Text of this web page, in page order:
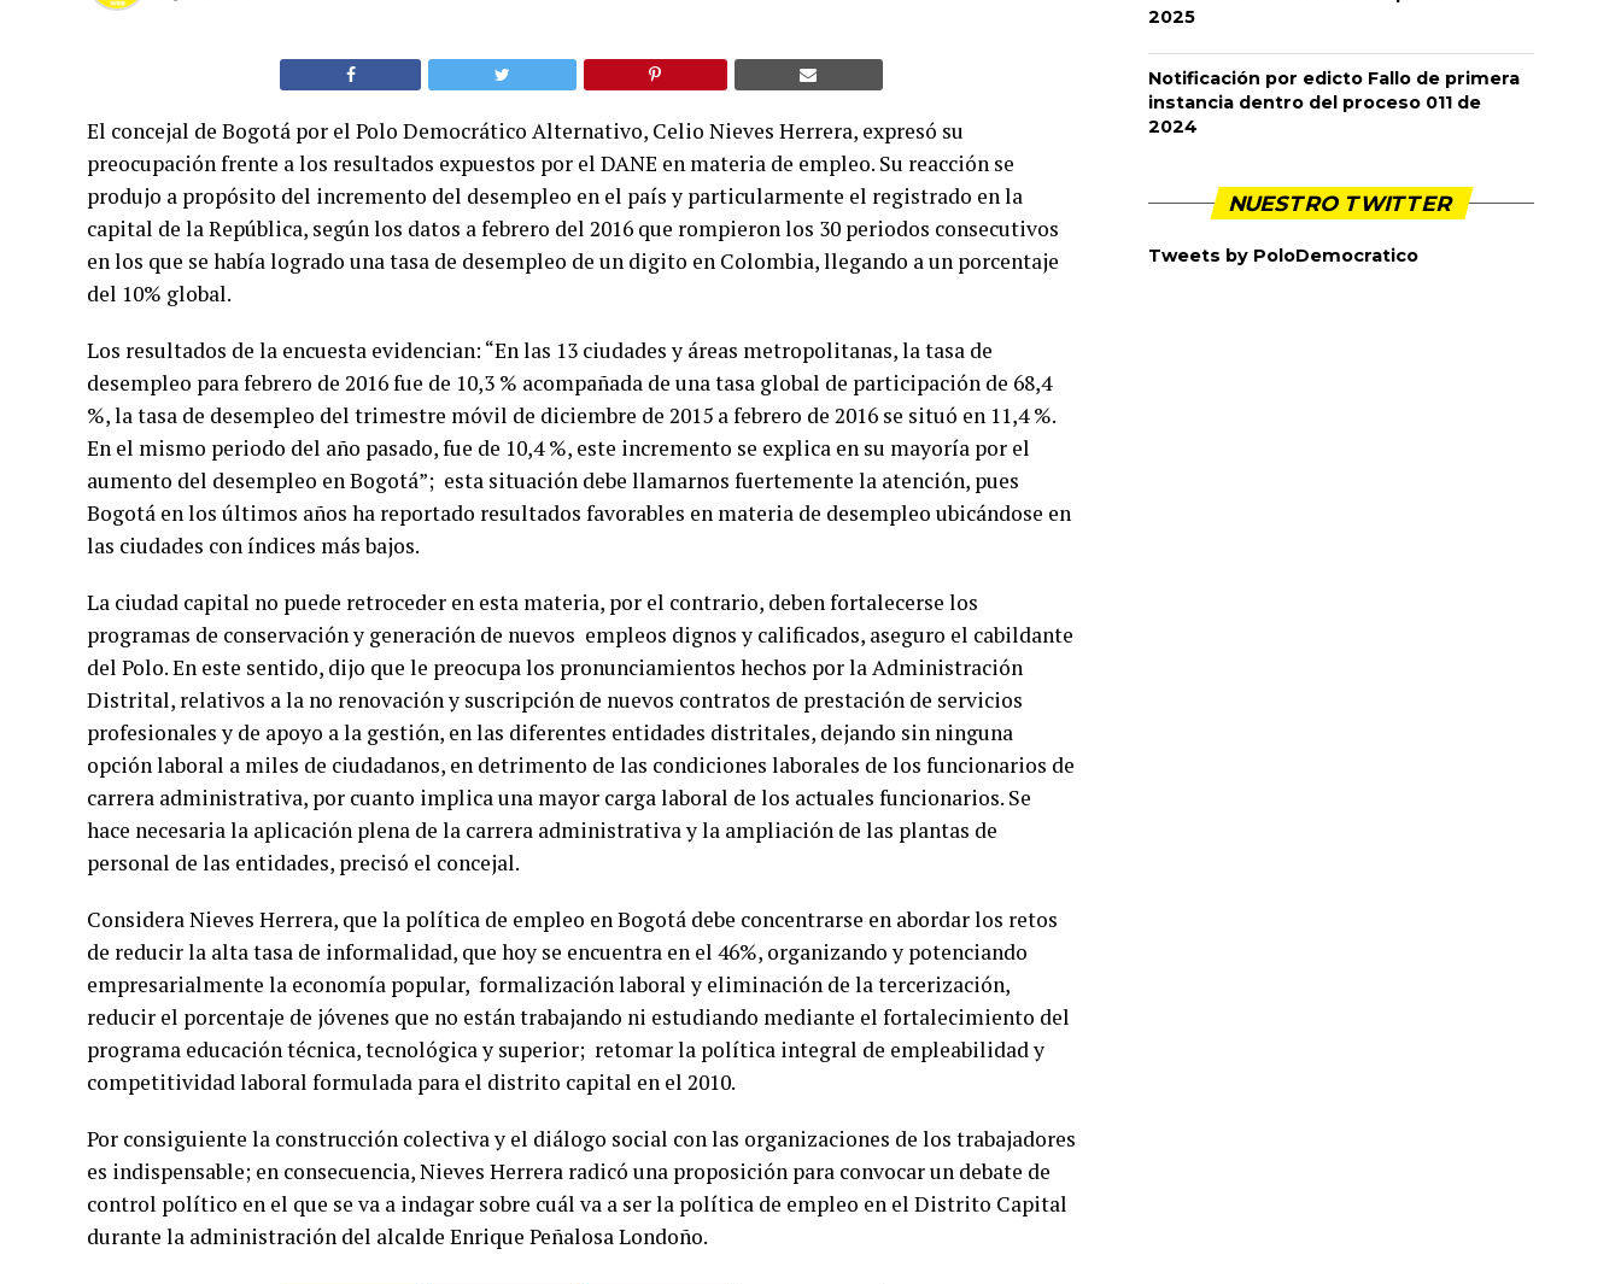
El concejal de Bogotá por el Polo Democrático Alternativo, Celio Nieves Herrera, expresó su
preocupación frente a los resultados expuestos por el DANE en materia de empleo. Su reacción se
produjo a propósito del incremento del desempleo en el país y particularmente el registrado en la
capital de la República, según los datos a febrero del 2016 que rompieron los 30 periodos consecutivos
en los que se había logrado una tasa de desempleo de un digito en Colombia, llegando a un porcentaje
del 10% global.
Los resultados de la encuesta evidencian: “En las 13 ciudades y áreas metropolitanas, la tasa de
desempleo para febrero de 2016 fue de 10,3 % acompañada de una tasa global de participación de 68,4
%, la tasa de desempleo del trimestre móvil de diciembre de 2015 a febrero de 2016 se situó en 11,4 %.
En el mismo periodo del año pasado, fue de 10,4 %, este incremento se explica en su mayoría por el
aumento del desempleo en Bogotá”; esta situación debe llamarnos fuertemente la atención, pues
Bogotá en los últimos años ha reportado resultados favorables en materia de desempleo ubicándose en
las ciudades con índices más bajos.
La ciudad capital no puede retroceder en esta materia, por el contrario, deben fortalecerse los
programas de conservación y generación de nuevos empleos dignos y calificados, aseguro el cabildante
del Polo. En este sentido, dijo que le preocupa los pronunciamientos hechos por la Administración
Distrital, relativos a la no renovación y suscripción de nuevos contratos de prestación de servicios
profesionales y de apoyo a la gestión, en las diferentes entidades distritales, dejando sin ninguna
opción laboral a miles de ciudadanos, en detrimento de las condiciones laborales de los funcionarios de
carrera administrativa, por cuanto implica una mayor carga laboral de los actuales funcionarios. Se
hace necesaria la aplicación plena de la carrera administrativa y la ampliación de las plantas de
personal de las entidades, precisó el concejal.
Considera Nieves Herrera, que la política de empleo en Bogotá debe concentrarse en abordar los retos
de reducir la alta tasa de informalidad, que hoy se encuentra en el 46%, organizando y potenciando
empresarialmente la economía popular, formalización laboral y eliminación de la tercerización,
reducir el porcentaje de jóvenes que no están trabajando ni estudiando mediante el fortalecimiento del
programa educación técnica, tecnológica y superior; retomar la política integral de empleabilidad y
competitividad laboral formulada para el distrito capital en el 2010.
Por consiguiente la construcción colectiva y el diálogo social con las organizaciones de los trabajadores
es indispensable; en consecuencia, Nieves Herrera radicó una proposición para convocar un debate de
control político en el que se va a indagar sobre cuál va a ser la política de empleo en el Distrito Capital
durante la administración del alcalde Enrique Peñalosa Londoño.
2025
Notificación por edicto Fallo de primera
instancia dentro del proceso 011 de
2024
NUESTRO TWITTER
Tweets by PoloDemocratico